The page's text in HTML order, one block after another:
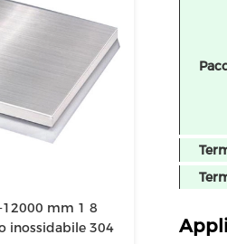
12000 mm 1 8
inossidabile 304